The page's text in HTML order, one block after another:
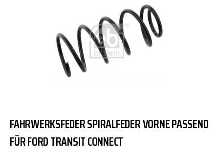
FAHRWERKSFEDER SPIRALFEDER VORNE PASSEND
FÜR FORD TRANSIT CONNECT